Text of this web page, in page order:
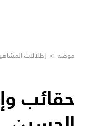
موضة > إطلالات
حقائب